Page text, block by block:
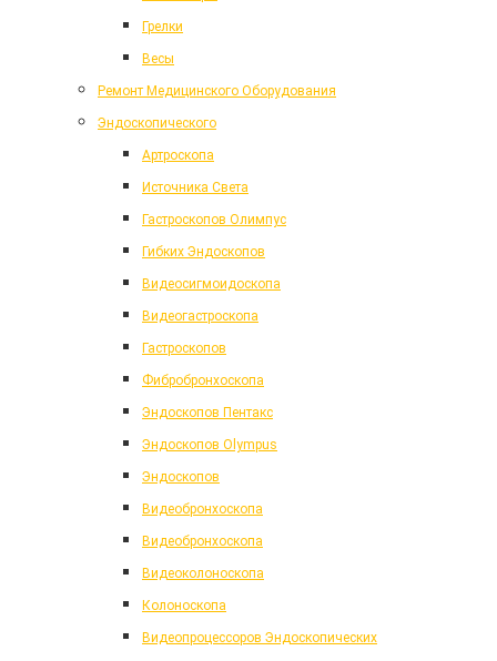
Грелки
Весы
Ремонт Медицинского Оборудования
Эндоскопического
Артроскопа
Источника Света
Гастроскопов Олимпус
Гибких Эндоскопов
Видеосигмоидоскопа
Видеогастроскопа
Гастроскопов
Фибробронхоскопа
Эндоскопов Пентакс
Эндоскопов Olympus
Эндоскопов
Видеобронхоскопа
Видеобронхоскопа
Видеоколоноскопа
Колоноскопа
Видеопроцессоров Эндоскопических